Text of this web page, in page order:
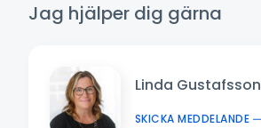
Jag hjälper dig gärna
Linda Gustafsson
SKICKA MEDDELANDE